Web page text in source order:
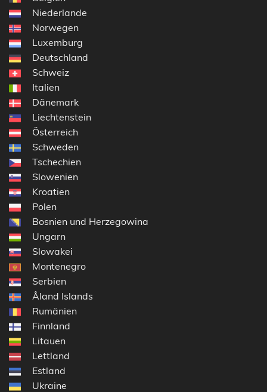
Niederlande
Norwegen
Luxemburg
Deutschland
Schweiz
Italien
Dänemark
Liechtenstein
Österreich
Schweden
Tschechien
Slowenien
Kroatien
Polen
Bosnien und Herzegowina
Ungarn
Slowakei
Montenegro
Serbien
Åland Islands
Rumänien
Finnland
Litauen
Lettland
Estland
Ukraine